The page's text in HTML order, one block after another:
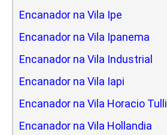
Encanador na Vila Ipe
Encanador na Vila Ipanema
Encanador na Vila Industrial
Encanador na Vila Iapi
Encanador na Vila Horacio Tulli
Encanador na Vila Hollandia